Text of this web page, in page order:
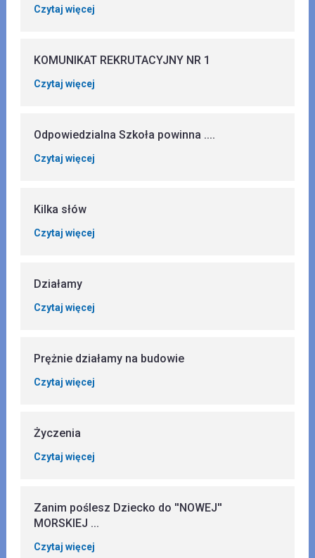
Czytaj więcej
KOMUNIKAT REKRUTACYJNY NR 1
Czytaj więcej
Odpowiedzialna Szkoła powinna ....
Czytaj więcej
Kilka słów
Czytaj więcej
Działamy
Czytaj więcej
Prężnie działamy na budowie
Czytaj więcej
Życzenia
Czytaj więcej
Zanim poślesz Dziecko do ''NOWEJ''
MORSKIEJ ...
Czytaj więcej